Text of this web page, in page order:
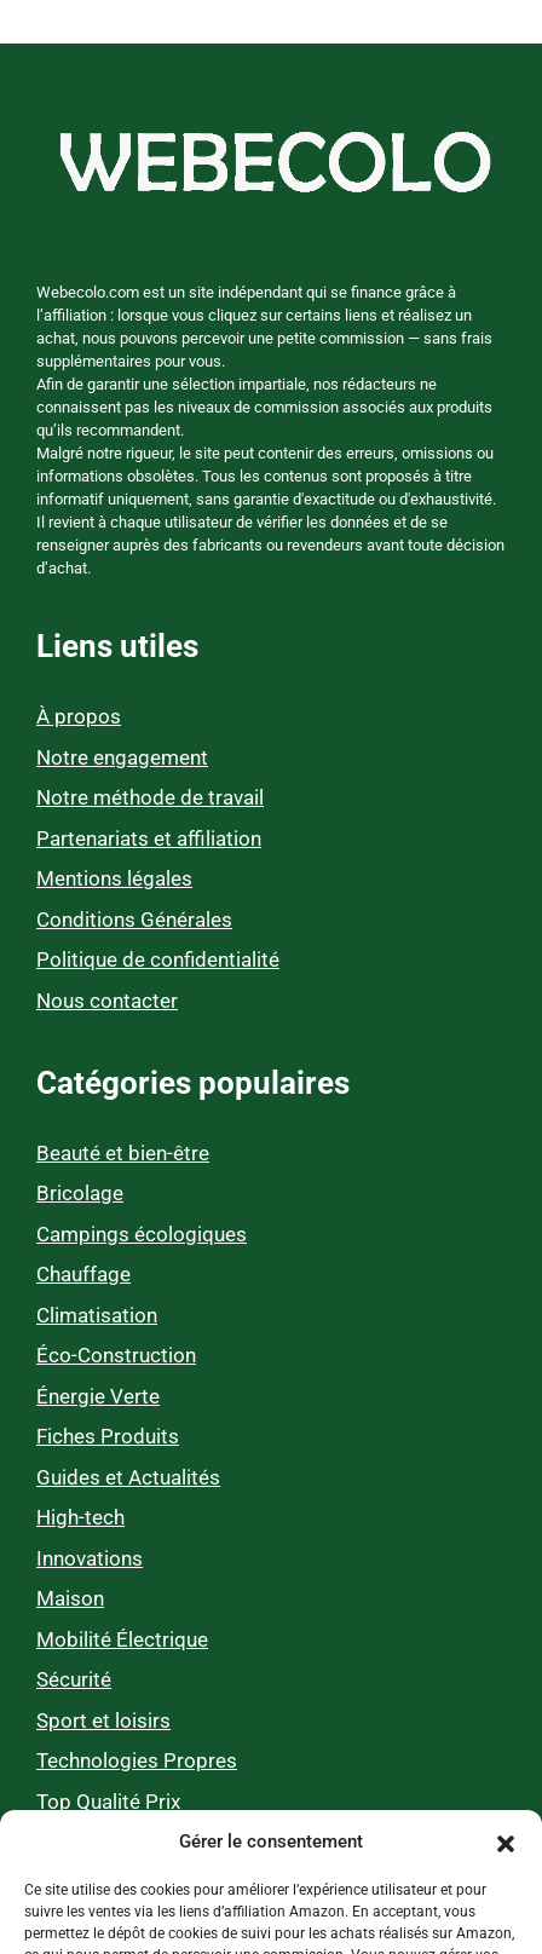
Gérer le consentement
Ce site utilise des cookies pour améliorer l’expérience utilisateur et pour
suivre les ventes via les liens d’affiliation Amazon. En acceptant, vous
permettez le dépôt de cookies de suivi pour les achats réalisés sur Amazon,
Webecolo.com est un site indépendant qui se finance grâce à
l’affiliation : lorsque vous cliquez sur certains liens et réalisez un
achat, nous pouvons percevoir une petite commission — sans frais
supplémentaires pour vous.
Afin de garantir une sélection impartiale, nos rédacteurs ne
connaissent pas les niveaux de commission associés aux produits
qu’ils recommandent.
Malgré notre rigueur, le site peut contenir des erreurs, omissions ou
informations obsolètes. Tous les contenus sont proposés à titre
informatif uniquement, sans garantie d'exactitude ou d'exhaustivité.
Il revient à chaque utilisateur de vérifier les données et de se
renseigner auprès des fabricants ou revendeurs avant toute décision
d’achat.
Liens utiles
À propos
Notre engagement
Notre méthode de travail
Partenariats et affiliation
Mentions légales
Conditions Générales
Politique de confidentialité
Nous contacter
Catégories populaires
Beauté et bien-être
Bricolage
Campings écologiques
Chauffage
Climatisation
Éco-Construction
Énergie Verte
Fiches Produits
Guides et Actualités
High-tech
Innovations
Maison
Mobilité Électrique
Sécurité
Sport et loisirs
Technologies Propres
Top Qualité Prix
Zéro pub, 100 % utile